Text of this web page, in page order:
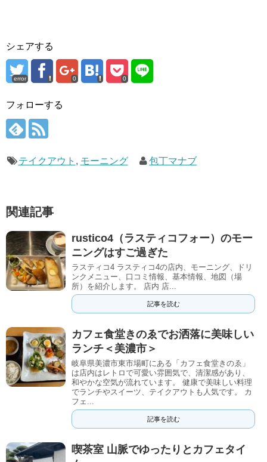
シェアする
error 0 0
フォローする
テイクアウト , モーニング 包丁マナブ
関連記事
rustico4（ラスティコフォー）のモー
ニングはすご過ぎた
ラスティコ4 ラスティコ4の店内、モーニング、ドリ
ンクメニュー、口コミ情報、基本情報、地図（場
所）を紹介します。 店内 店...
記事を読む
カフェ食堂きのゑでお洒落に美味しい
ランチ＜美濃市＞
岐阜県美濃市東市場町にある「カフェ食堂きのゑ」
は店内はレトロで可愛い雰囲気で、清潔感があり、
和やかな空気が流れています。 健康で美味しい料理
でランチやスイーツ、テイクアウトも人気です。 カ
フェ...
記事を読む
喫茶室 山脈でゆったりとカフェタイ